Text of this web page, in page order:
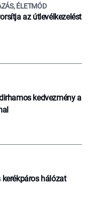
ÉLETMÓD
az útlevélkezelést
kedvezmény a
hálózat